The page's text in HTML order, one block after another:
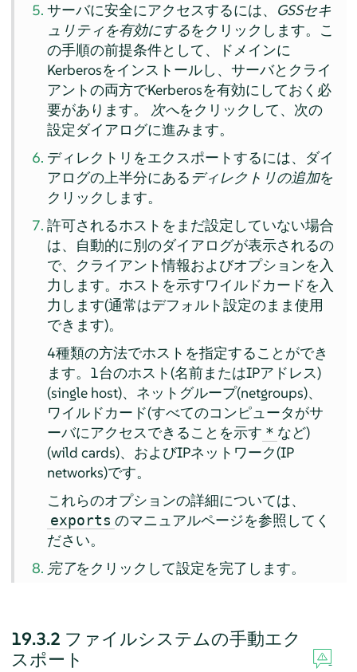
サーバに安全にアクセスするには、 GSSセキ
ュリティを有効にするをクリックします。こ
の手順の前提条件として、ドメインに
Kerberosをインストールし、サーバとクライ
アントの両方でKerberosを有効にしておく必
要があります。 次へをクリックして、次の
設定ダイアログに進みます。
ディレクトリをエクスポートするには、ダイ
アログの上半分にあるディレクトリの追加を
クリックします。
許可されるホストをまだ設定していない場合
は、自動的に別のダイアログが表示されるの
で、クライアント情報およびオプションを入
力します。ホストを示すワイルドカードを入
力します(通常はデフォルト設定のまま使用
できます)。
4種類の方法でホストを指定することができ
ます。1台のホスト(名前またはIPアドレス)
(single host)、ネットグループ(netgroups)、
ワイルドカード(すべてのコンピュータがサ
ーバにアクセスできることを示す * など)
(wild cards)、およびIPネットワーク(IP
networks)です。
これらのオプションの詳細については、
exports のマニュアルページを参照してく
ださい。
完了をクリックして設定を完了します。
19.3.2 ファイルシステムの手動エク
スポート